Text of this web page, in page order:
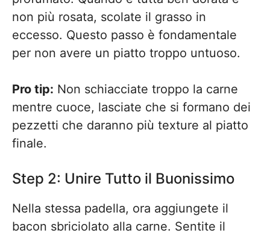
non più rosata, scolate il grasso in
eccesso. Questo passo è fondamentale
per non avere un piatto troppo untuoso.
Pro tip: Non schiacciate troppo la carne
mentre cuoce, lasciate che si formano dei
pezzetti che daranno più texture al piatto
finale.
Step 2: Unire Tutto il Buonissimo
Nella stessa padella, ora aggiungete il
bacon sbriciolato alla carne. Sentite il